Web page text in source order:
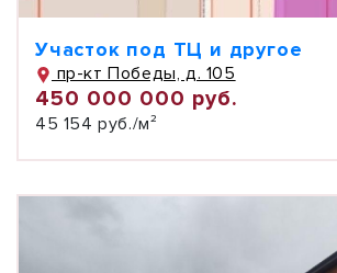
Участок под ТЦ и другое
пр-кт Победы, д. 105
450 000 000 руб.
45 154 руб./м²